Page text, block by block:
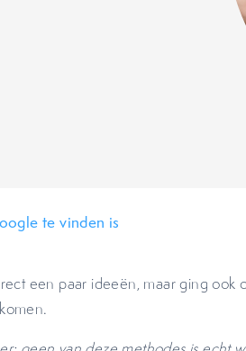
te vinden is
een paar ideeën, maar ging ook